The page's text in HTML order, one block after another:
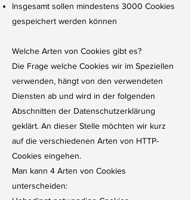
Insgesamt sollen mindestens 3000 Cookies
gespeichert werden können
Welche Arten von Cookies gibt es?
Die Frage welche Cookies wir im Speziellen
verwenden, hängt von den verwendeten
Diensten ab und wird in der folgenden
Abschnitten der Datenschutzerklärung
geklärt. An dieser Stelle möchten wir kurz
auf die verschiedenen Arten von HTTP-
Cookies eingehen.
Man kann 4 Arten von Cookies
unterscheiden: